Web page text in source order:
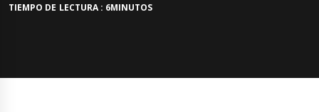
TIEMPO DE LECTURA : 6MINUTOS